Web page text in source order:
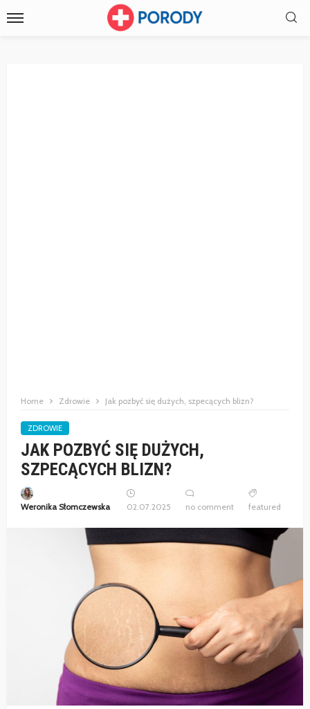
Home Zdrowie Jak pozbyć się dużych, szpecących blizn?
ZDROWIE
JAK POZBYĆ SIĘ DUŻYCH,
SZPECĄCYCH BLIZN?
Weronika Słomczewska 02.07.2025 no comment featured